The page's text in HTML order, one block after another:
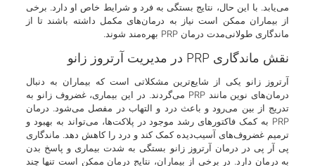
می‌یابد. با این حال، نتایج بستگی به فرد و شرایط خاص او دارد. برخی
از بیماران ممکن است نیاز به درمان‌های مکمل داشته باشند تا از
ماندگاری طولانی‌مدت درمان PRP بهره‌مند شوند.
نقش ماندگاری PRP در مدیریت آرتروز زانو
آرتروز زانو یکی از شایع‌ترین مشکلاتی است که بیماران به دنبال
درمان‌های نوین مانند PRP می‌گردند. در این بیماری، غضروف زانو به
تدریج از بین می‌رود و باعث درد و التهاب در مفصل می‌شود. درمان
PRP به کمک فاکتورهای رشد موجود در پلاکت‌ها، می‌تواند به بهبود و
ترمیم غضروف‌های آسیب‌دیده کمک کند و درد را کاهش دهد. ماندگاری
پی آر پی در درمان آرتروز زانو بستگی به شدت بیماری و پاسخ بدن
به درمان دارد. در برخی از بیماران، نتایج درمان ممکن است تنها چند